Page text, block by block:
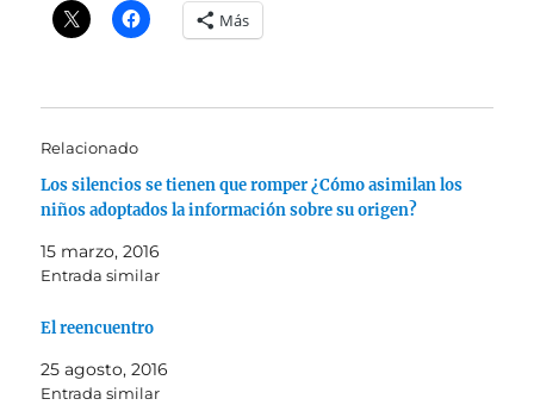
Más
Relacionado
Los silencios se tienen que romper ¿Cómo asimilan los
niños adoptados la información sobre su origen?
15 marzo, 2016
Entrada similar
El reencuentro
25 agosto, 2016
Entrada similar